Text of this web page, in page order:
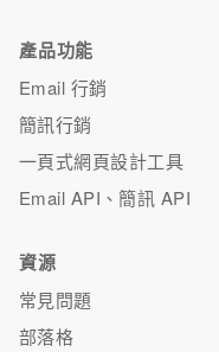
產品功能
Email 行銷
簡訊行銷
一頁式網頁設計工具
Email API、簡訊 API
資源
常見問題
部落格